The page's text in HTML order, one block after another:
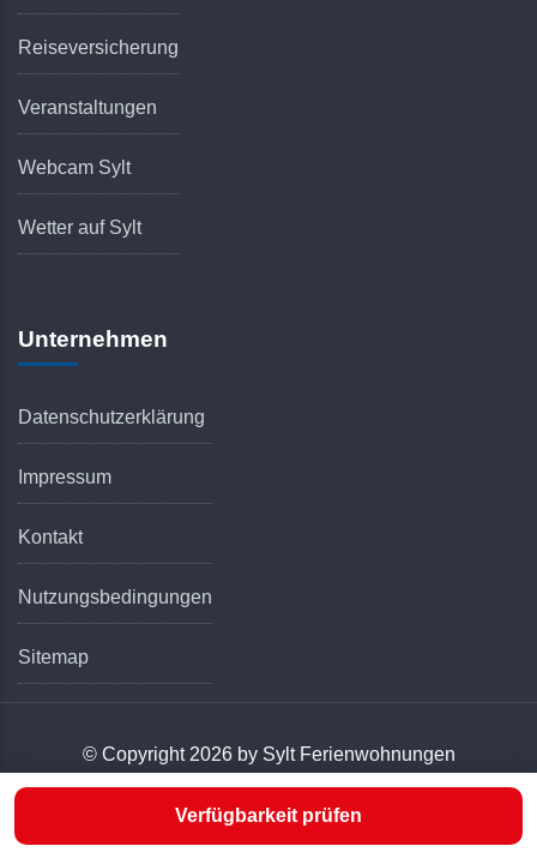
Verfügbarkeit prüfen
Reiseversicherung
Veranstaltungen
Webcam Sylt
Wetter auf Sylt
Unternehmen
Datenschutzerklärung
Impressum
Kontakt
Nutzungsbedingungen
Sitemap
© Copyright 2026 by Sylt Ferienwohnungen